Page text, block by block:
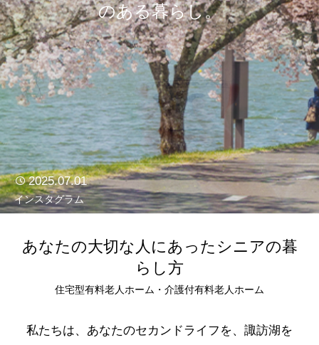
のある暮らし。
2025.07.01
インスタグラム
あなたの大切な人にあったシニアの暮
らし方
住宅型有料老人ホーム・介護付有料老人ホーム
私たちは、あなたのセカンドライフを、諏訪湖を